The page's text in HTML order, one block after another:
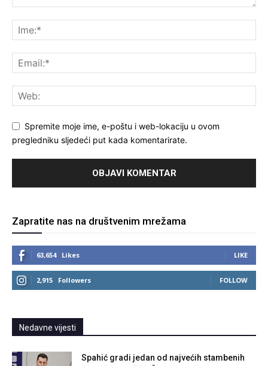
Spremite moje ime, e-poštu i web-lokaciju u ovom
pregledniku sljedeći put kada komentarirate.
Zapratite nas na društvenim mrežama
63,654 Likes LIKE
2,915 Followers FOLLOW
Nedavne vijesti
Spahić gradi jedan od najvećih stambenih